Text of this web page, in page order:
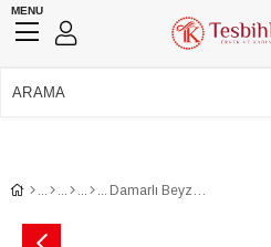
MENU
Damarlı Beyzi Kesim Kazaz Püsküllü Sıkma Kehribar